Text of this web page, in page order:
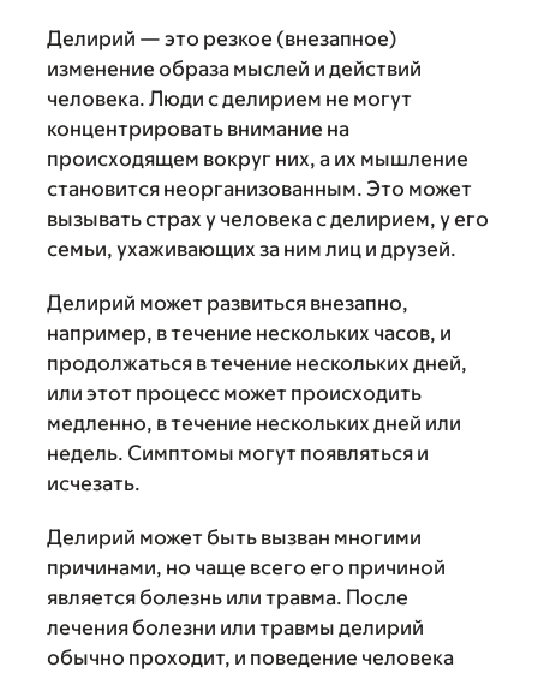
Делирий — это резкое (внезапное)
изменение образа мыслей и действий
человека. Люди с делирием не могут
концентрировать внимание на
происходящем вокруг них, а их мышление
становится неорганизованным. Это может
вызывать страх у человека с делирием, у его
семьи, ухаживающих за ним лиц и друзей.
Делирий может развиться внезапно,
например, в течение нескольких часов, и
продолжаться в течение нескольких дней,
или этот процесс может происходить
медленно, в течение нескольких дней или
недель. Симптомы могут появляться и
исчезать.
Делирий может быть вызван многими
причинами, но чаще всего его причиной
является болезнь или травма. После
лечения болезни или травмы делирий
обычно проходит, и поведение человека